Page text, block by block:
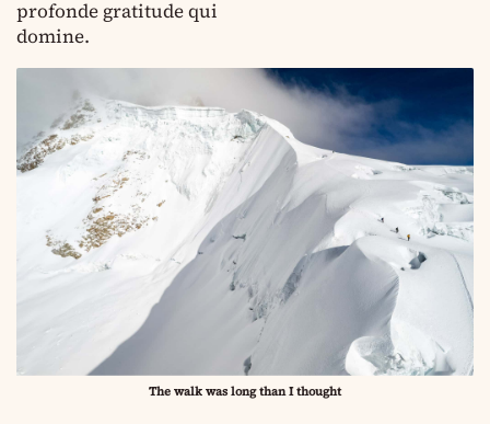
profonde gratitude qui
domine.
The walk was long than I thought